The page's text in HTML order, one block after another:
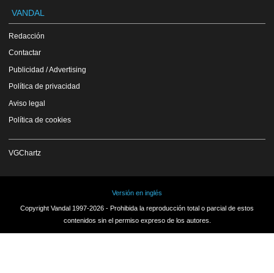
VANDAL
Redacción
Contactar
Publicidad / Advertising
Política de privacidad
Aviso legal
Política de cookies
VGChartz
Versión en inglés
Copyright Vandal 1997-2026 - Prohibida la reproducción total o parcial de estos
contenidos sin el permiso expreso de los autores.